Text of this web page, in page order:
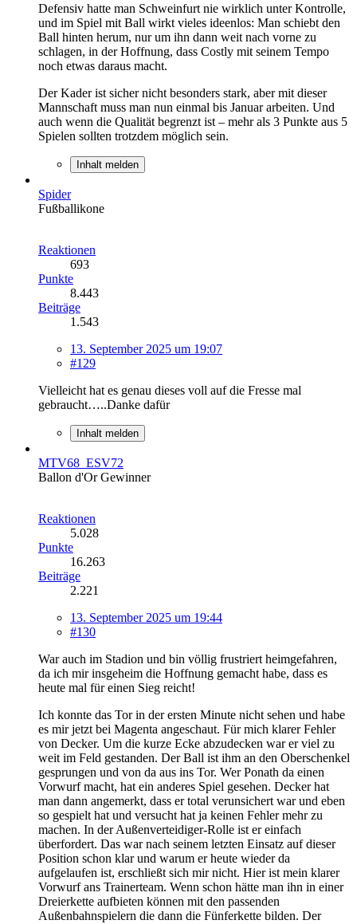
Defensiv hatte man Schweinfurt nie wirklich unter Kontrolle,
und im Spiel mit Ball wirkt vieles ideenlos: Man schiebt den
Ball hinten herum, nur um ihn dann weit nach vorne zu
schlagen, in der Hoffnung, dass Costly mit seinem Tempo
noch etwas daraus macht.
Der Kader ist sicher nicht besonders stark, aber mit dieser
Mannschaft muss man nun einmal bis Januar arbeiten. Und
auch wenn die Qualität begrenzt ist – mehr als 3 Punkte aus 5
Spielen sollten trotzdem möglich sein.
Inhalt melden
Spider
Fußballikone
Reaktionen
693
Punkte
8.443
Beiträge
1.543
13. September 2025 um 19:07
#129
Vielleicht hat es genau dieses voll auf die Fresse mal
gebraucht…..Danke dafür
Inhalt melden
MTV68_ESV72
Ballon d'Or Gewinner
Reaktionen
5.028
Punkte
16.263
Beiträge
2.221
13. September 2025 um 19:44
#130
War auch im Stadion und bin völlig frustriert heimgefahren,
da ich mir insgeheim die Hoffnung gemacht habe, dass es
heute mal für einen Sieg reicht!
Ich konnte das Tor in der ersten Minute nicht sehen und habe
es mir jetzt bei Magenta angeschaut. Für mich klarer Fehler
von Decker. Um die kurze Ecke abzudecken war er viel zu
weit im Feld gestanden. Der Ball ist ihm an den Oberschenkel
gesprungen und von da aus ins Tor. Wer Ponath da einen
Vorwurf macht, hat ein anderes Spiel gesehen. Decker hat
man dann angemerkt, dass er total verunsichert war und eben
so gespielt hat und versucht hat ja keinen Fehler mehr zu
machen. In der Außenverteidiger-Rolle ist er einfach
überfordert. Das war nach seinem letzten Einsatz auf dieser
Position schon klar und warum er heute wieder da
aufgelaufen ist, erschließt sich mir nicht. Hier ist mein klarer
Vorwurf ans Trainerteam. Wenn schon hätte man ihn in einer
Dreierkette aufbieten können mit den passenden
Außenbahnspielern die dann die Fünferkette bilden. Der